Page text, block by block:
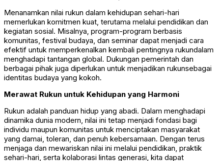
Menanamkan nilai rukun dalam kehidupan sehari-hari
memerlukan komitmen kuat, terutama melalui pendidikan dan
kegiatan sosial. Misalnya, program-program berbasis
komunitas, festival budaya, dan seminar dapat menjadi cara
efektif untuk memperkenalkan kembali pentingnya rukundalam
menghadapi tantangan global. Dukungan pemerintah dan
berbagai pihak juga diperlukan untuk menjadikan rukunsebagai
identitas budaya yang kokoh.
Merawat Rukun untuk Kehidupan yang Harmoni
Rukun adalah panduan hidup yang abadi. Dalam menghadapi
dinamika dunia modern, nilai ini tetap menjadi fondasi bagi
individu maupun komunitas untuk menciptakan masyarakat
yang damai, toleran, dan penuh kebersamaan. Dengan terus
menjaga dan mewariskan nilai ini melalui pendidikan, praktik
sehari-hari, serta kolaborasi lintas generasi, kita dapat